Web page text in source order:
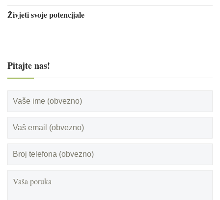
Živjeti svoje potencijale
Pitajte nas!